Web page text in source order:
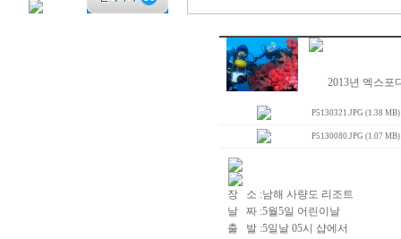
2013년 엑스포
P5130321.JPG (1.38 MB)
P5130080.JPG (1.07 MB)
장 소 :남해 사량도 리조트
날 짜 :5월5일 어린이날
출 발 :5일날 05시 샵에서